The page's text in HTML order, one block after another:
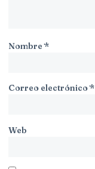
Nombre*
Correo electrónico*
Web